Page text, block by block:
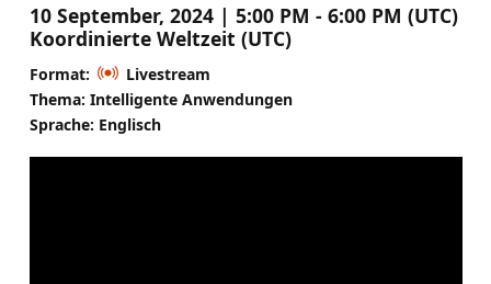
10 September, 2024 | 5:00 PM - 6:00 PM (UTC)
Koordinierte Weltzeit (UTC)
Format:
Livestream
Thema: Intelligente Anwendungen
Sprache: Englisch